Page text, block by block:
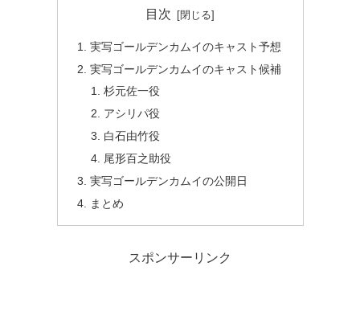
目次
実写ゴールデンカムイのキャスト予想
実写ゴールデンカムイのキャスト候補
杉元佐一役
アシリパ役
白石由竹役
尾形百之助役
実写ゴールデンカムイの公開日
まとめ
スポンサーリンク